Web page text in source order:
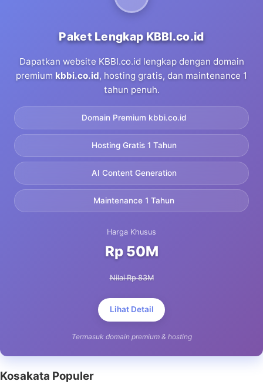
Paket Lengkap KBBI.co.id
Dapatkan website KBBI.co.id lengkap dengan domain
premium kbbi.co.id, hosting gratis, dan maintenance 1
tahun penuh.
Domain Premium kbbi.co.id
Hosting Gratis 1 Tahun
AI Content Generation
Maintenance 1 Tahun
Harga Khusus
Rp 50M
Nilai Rp 83M
Lihat Detail
Termasuk domain premium & hosting
Kosakata Populer